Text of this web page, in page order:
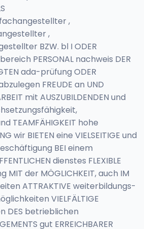
,
,
BZW. bl I ODER
PERSONAL nachweis DER
ada-prüfung ODER
FREUDE an UND
mit AUSZUBILDENDEN und
TEAMFÄHIGKEIT hohe
wir BIETEN eine VIELSEITIGE und
BEI einem
dienstes FLEXIBLE
der MÖGLICHKEIT, auch IM
ATTRAKTIVE weiterbildungs-
VIELFÄLTIGE
DES betrieblichen
gut ERREICHBARER